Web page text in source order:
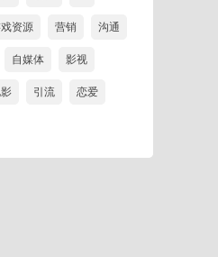
资源 营销 沟通
自媒体 影视
引流 恋爱